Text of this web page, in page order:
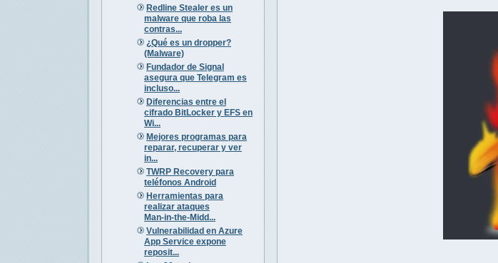
Redline Stealer es un
malware que roba las
contras...
¿Qué es un dropper?
(Malware)
Fundador de Signal
asegura que Telegram es
incluso...
Diferencias entre el
cifrado BitLocker y EFS en
Wi...
Mejores programas para
reparar, recuperar y ver
in...
TWRP Recovery para
teléfonos Android
Herramientas para
realizar ataques
Man‑in‑the‑Midd...
Vulnerabilidad en Azure
App Service expone
reposit...